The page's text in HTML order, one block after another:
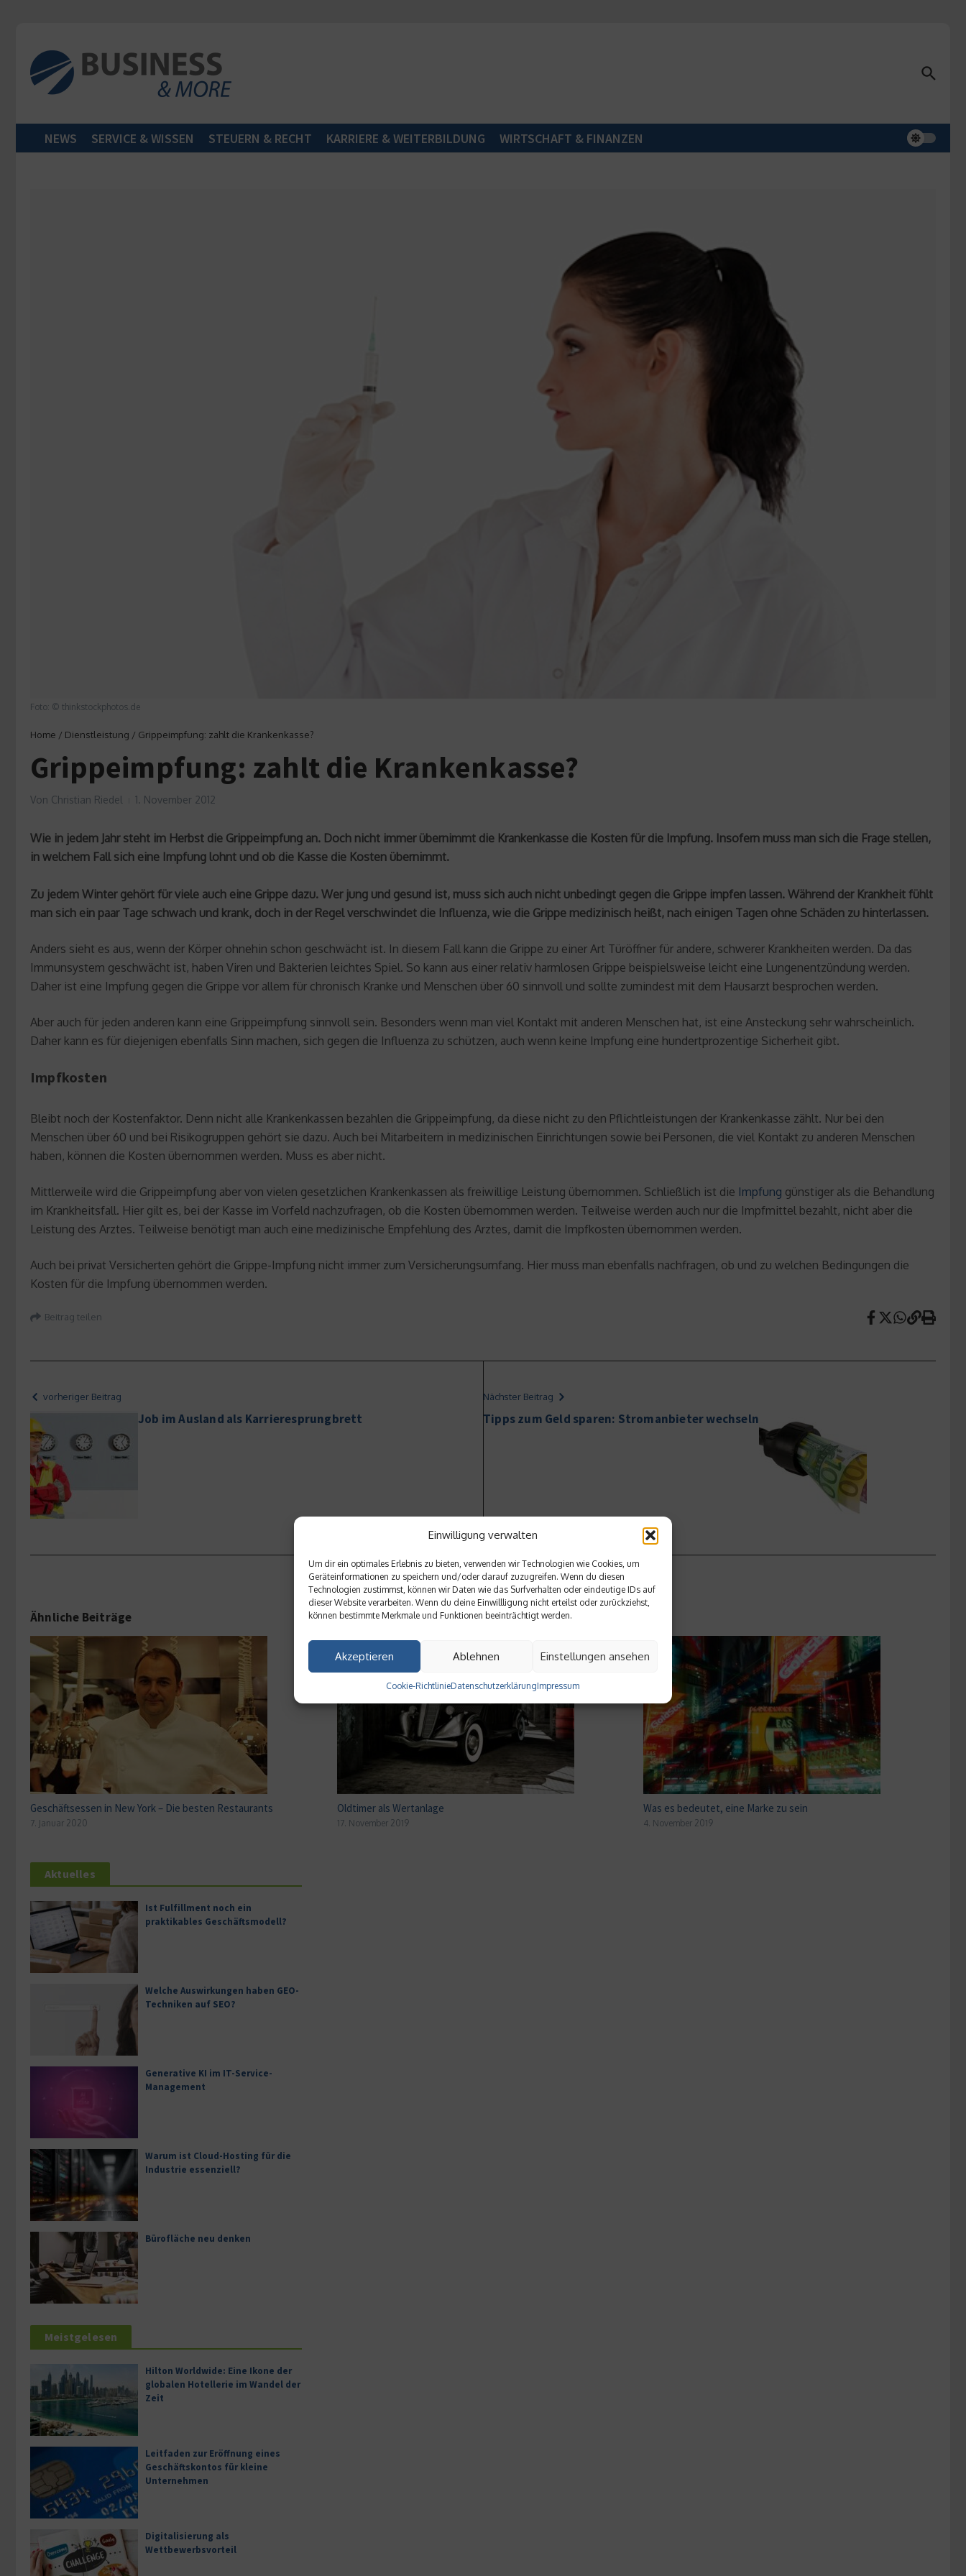
Einwilligung verwalten
Um dir ein optimales Erlebnis zu bieten, verwenden wir Technologien wie Cookies, um
Geräteinformationen zu speichern und/oder darauf zuzugreifen. Wenn du diesen
Technologien zustimmst, können wir Daten wie das Surfverhalten oder eindeutige IDs auf
dieser Website verarbeiten. Wenn du deine Einwillligung nicht erteilst oder zurückziehst,
können bestimmte Merkmale und Funktionen beeinträchtigt werden.
Akzeptieren Ablehnen Einstellungen ansehen
Cookie-RichtlinieDatenschutzerklärungImpressum
NEWS SERVICE & WISSEN STEUERN & RECHT KARRIERE & WEITERBILDUNG WIRTSCHAFT & FINANZEN
Foto: © thinkstockphotos.de
Home / Dienstleistung / Grippeimpfung: zahlt die Krankenkasse?
Grippeimpfung: zahlt die Krankenkasse?
Von Christian Riedel 1. November 2012
Wie in jedem Jahr steht im Herbst die Grippeimpfung an. Doch nicht immer übernimmt die Krankenkasse die Kosten für die Impfung. Insofern muss man sich die Frage stellen,
in welchem Fall sich eine Impfung lohnt und ob die Kasse die Kosten übernimmt.
Zu jedem Winter gehört für viele auch eine Grippe dazu. Wer jung und gesund ist, muss sich auch nicht unbedingt gegen die Grippe impfen lassen. Während der Krankheit fühlt
man sich ein paar Tage schwach und krank, doch in der Regel verschwindet die Influenza, wie die Grippe medizinisch heißt, nach einigen Tagen ohne Schäden zu hinterlassen.
Anders sieht es aus, wenn der Körper ohnehin schon geschwächt ist. In diesem Fall kann die Grippe zu einer Art Türöffner für andere, schwerer Krankheiten werden. Da das
Immunsystem geschwächt ist, haben Viren und Bakterien leichtes Spiel. So kann aus einer relativ harmlosen Grippe beispielsweise leicht eine Lungenentzündung werden.
Daher ist eine Impfung gegen die Grippe vor allem für chronisch Kranke und Menschen über 60 sinnvoll und sollte zumindest mit dem Hausarzt besprochen werden.
Aber auch für jeden anderen kann eine Grippeimpfung sinnvoll sein. Besonders wenn man viel Kontakt mit anderen Menschen hat, ist eine Ansteckung sehr wahrscheinlich.
Daher kann es für diejenigen ebenfalls Sinn machen, sich gegen die Influenza zu schützen, auch wenn keine Impfung eine hundertprozentige Sicherheit gibt.
Impfkosten
Bleibt noch der Kostenfaktor. Denn nicht alle Krankenkassen bezahlen die Grippeimpfung, da diese nicht zu den Pflichtleistungen der Krankenkasse zählt. Nur bei den
Menschen über 60 und bei Risikogruppen gehört sie dazu. Auch bei Mitarbeitern in medizinischen Einrichtungen sowie bei Personen, die viel Kontakt zu anderen Menschen
haben, können die Kosten übernommen werden. Muss es aber nicht.
Mittlerweile wird die Grippeimpfung aber von vielen gesetzlichen Krankenkassen als freiwillige Leistung übernommen. Schließlich ist die Impfung günstiger als die Behandlung
im Krankheitsfall. Hier gilt es, bei der Kasse im Vorfeld nachzufragen, ob die Kosten übernommen werden. Teilweise werden auch nur die Impfmittel bezahlt, nicht aber die
Leistung des Arztes. Teilweise benötigt man auch eine medizinische Empfehlung des Arztes, damit die Impfkosten übernommen werden.
Auch bei privat Versicherten gehört die Grippe-Impfung nicht immer zum Versicherungsumfang. Hier muss man ebenfalls nachfragen, ob und zu welchen Bedingungen die
Kosten für die Impfung übernommen werden.
Beitrag teilen
vorheriger Beitrag
Job im Ausland als Karrieresprungbrett
Nächster Beitrag
Tipps zum Geld sparen: Stromanbieter wechseln
Ähnliche Beiträge
Geschäftsessen in New York – Die besten Restaurants
7. Januar 2020
Oldtimer als Wertanlage
17. November 2019
Was es bedeutet, eine Marke zu sein
4. November 2019
Aktuelles
Ist Fulfillment noch ein
praktikables Geschäftsmodell?
Welche Auswirkungen haben GEO-
Techniken auf SEO?
Generative KI im IT-Service-
Management
Warum ist Cloud-Hosting für die
Industrie essenziell?
Bürofläche neu denken
Meistgelesen
Hilton Worldwide: Eine Ikone der
globalen Hotellerie im Wandel der
Zeit
Leitfaden zur Eröffnung eines
Geschäftskontos für kleine
Unternehmen
Digitalisierung als
Wettbewerbsvorteil